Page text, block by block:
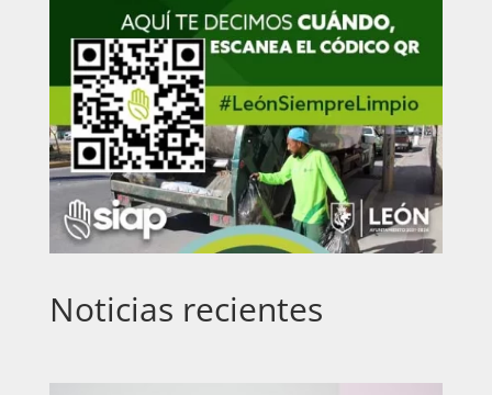
Noticias recientes